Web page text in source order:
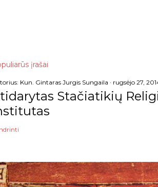
įrašai
Kun. Gintaras Jurgis Sungaila rugsėjo 27,
Stačiatikių